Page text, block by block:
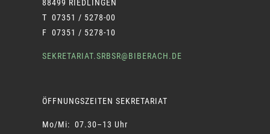
88499 RIEDLINGEN
T 07351 / 5278-00
F 07351 / 5278-10
SEKRETARIAT.SRBSR@BIBERACH.DE
ÖFFNUNGSZEITEN SEKRETARIAT
Mo/Mi: 07.30–13 Uhr